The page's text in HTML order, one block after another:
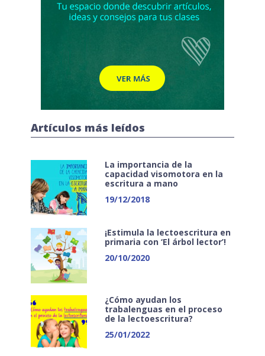
Artículos más leídos
La importancia de la
capacidad visomotora en la
escritura a mano
19/12/2018
¡Estimula la lectoescritura en
primaria con ‘El árbol lector’!
20/10/2020
¿Cómo ayudan los
trabalenguas en el proceso
de la lectoescritura?
25/01/2022